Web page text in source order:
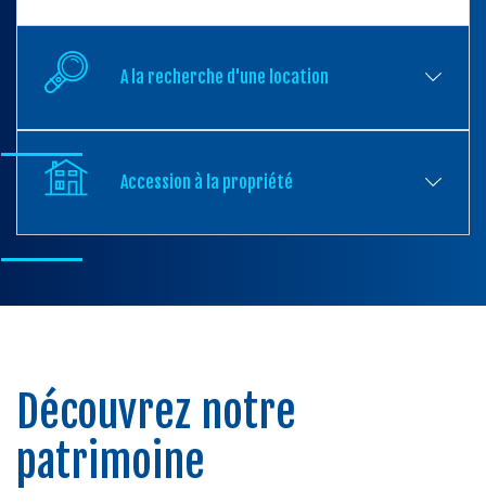
A la recherche d'une location
Accession à la propriété
Découvrez notre
patrimoine